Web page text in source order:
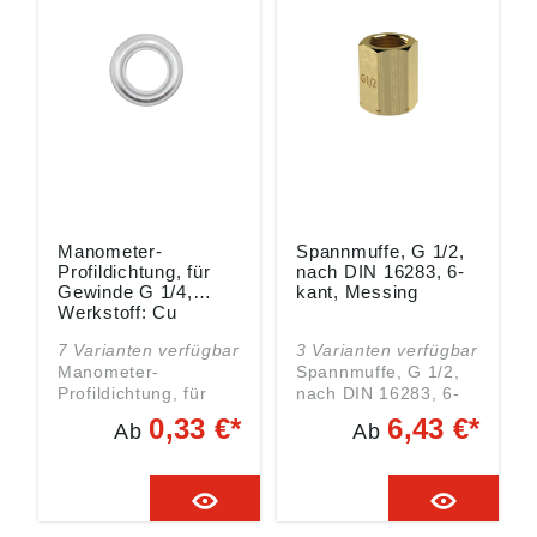
info@riegler.de
27, 72574 Bad Urach,
Deutschland, E-Mail:
info@riegler.de
Manometer-
Profildichtung, für
Gewinde G 1/4,
Werkstoff: Cu
7 Varianten verfügbar
Manometer-
Profildichtung, für
Gewinde G 1/4,
Werkstoff: Cu.
Produktsicherheitsver
2023/988): Riegler &
Ab 0,33 €*
Spannmuffe, G 1/2,
nach DIN 16283, 6-
kant, Messing
3 Varianten verfügbar
Spannmuffe, G 1/2,
nach DIN 16283, 6-
kant, Messing, SW
ordnung ((EU)
2023/988): Riegler &
Co. KG, Schützenstr.
Ab6,43 €*